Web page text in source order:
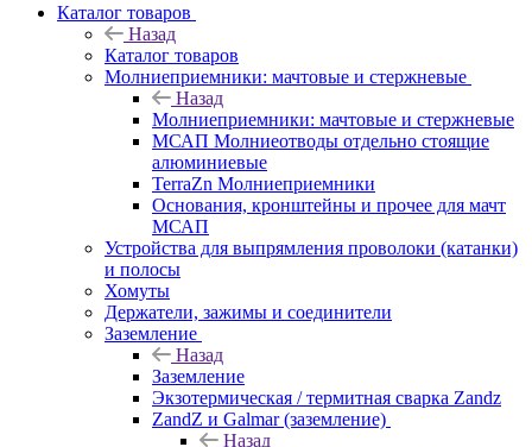
Каталог товаров
Назад
Каталог товаров
Молниеприемники: мачтовые и стержневые
Назад
Молниеприемники: мачтовые и стержневые
МСАП Молниеотводы отдельно стоящие
алюминиевые
TerraZn Молниеприемники
Основания, кронштейны и прочее для мачт
МСАП
Устройства для выпрямления проволоки (катанки)
и полосы
Хомуты
Держатели, зажимы и соединители
Заземление
Назад
Заземление
Экзотермическая / термитная сварка Zandz
ZandZ и Galmar (заземление)
Назад